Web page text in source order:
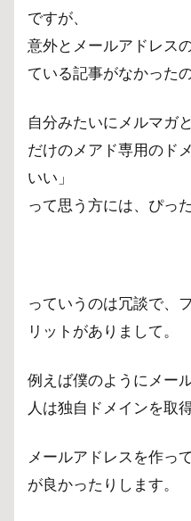
ですが、
意外とメールアドレス
ている記事がなかったの
自分みたいにメルマガ
だけのメアド専用のド
いい」
って思う方には、ぴっ
っていうのは冗談で、
リットがありまして。
例えば僕のようにメー
人は独自ドメインを取
メールアドレスを作っ
が良かったりします。